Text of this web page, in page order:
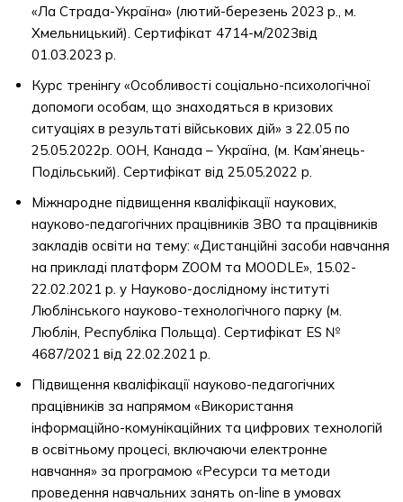
«Ла Страда-Україна» (лютий-березень 2023 р., м.
Хмельницький). Сертифікат 4714-м/2023від
01.03.2023 р.
Курс тренінгу «Особливості соціально-психологічної
допомоги особам, що знаходяться в кризових
ситуаціях в результаті військових дій» з 22.05 по
25.05.2022р. ООН, Канада – Україна, (м. Кам’янець-
Подільський). Сертифікат від 25.05.2022 р.
Міжнародне підвищення кваліфікації наукових,
науково-педагогічних працівників ЗВО та працівників
закладів освіти на тему: «Дистанційні засоби навчання
на прикладі платформ ZOOM та MOODLE», 15.02-
22.02.2021 р. у Науково-дослідному інституті
Люблінського науково-технологічного парку (м.
Люблін, Республіка Польща). Сертифікат ES №
4687/2021 від 22.02.2021 р.
Підвищення кваліфікації науково-педагогічних
працівників за напрямом «Використання
інформаційно-комунікаційних та цифрових технологій
в освітньому процесі, включаючи електронне
навчання» за програмою «Ресурси та методи
проведення навчальних занять on-line в умовах